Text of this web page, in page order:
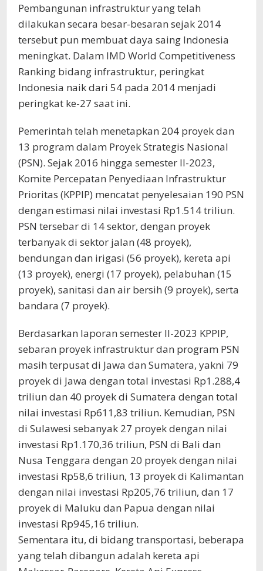
Pembangunan infrastruktur yang telah
dilakukan secara besar-besaran sejak 2014
tersebut pun membuat daya saing Indonesia
meningkat. Dalam IMD World Competitiveness
Ranking bidang infrastruktur, peringkat
Indonesia naik dari 54 pada 2014 menjadi
peringkat ke-27 saat ini.
Pemerintah telah menetapkan 204 proyek dan
13 program dalam Proyek Strategis Nasional
(PSN). Sejak 2016 hingga semester II-2023,
Komite Percepatan Penyediaan Infrastruktur
Prioritas (KPPIP) mencatat penyelesaian 190 PSN
dengan estimasi nilai investasi Rp1.514 triliun.
PSN tersebar di 14 sektor, dengan proyek
terbanyak di sektor jalan (48 proyek),
bendungan dan irigasi (56 proyek), kereta api
(13 proyek), energi (17 proyek), pelabuhan (15
proyek), sanitasi dan air bersih (9 proyek), serta
bandara (7 proyek).
Berdasarkan laporan semester II-2023 KPPIP,
sebaran proyek infrastruktur dan program PSN
masih terpusat di Jawa dan Sumatera, yakni 79
proyek di Jawa dengan total investasi Rp1.288,4
triliun dan 40 proyek di Sumatera dengan total
nilai investasi Rp611,83 triliun. Kemudian, PSN
di Sulawesi sebanyak 27 proyek dengan nilai
investasi Rp1.170,36 triliun, PSN di Bali dan
Nusa Tenggara dengan 20 proyek dengan nilai
investasi Rp58,6 triliun, 13 proyek di Kalimantan
dengan nilai investasi Rp205,76 triliun, dan 17
proyek di Maluku dan Papua dengan nilai
investasi Rp945,16 triliun.
Sementara itu, di bidang transportasi, beberapa
yang telah dibangun adalah kereta api